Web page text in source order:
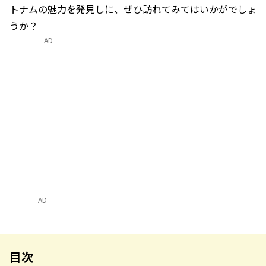
トナムの魅力を発見しに、ぜひ訪れてみてはいかがでしょ
うか？
AD
目次
AD